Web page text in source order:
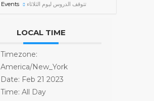
Events تتوقف الدروس ليوم الثلاثاء
LOCAL TIME
Timezone:
America/New_York
Date: Feb 21 2023
Time: All Day